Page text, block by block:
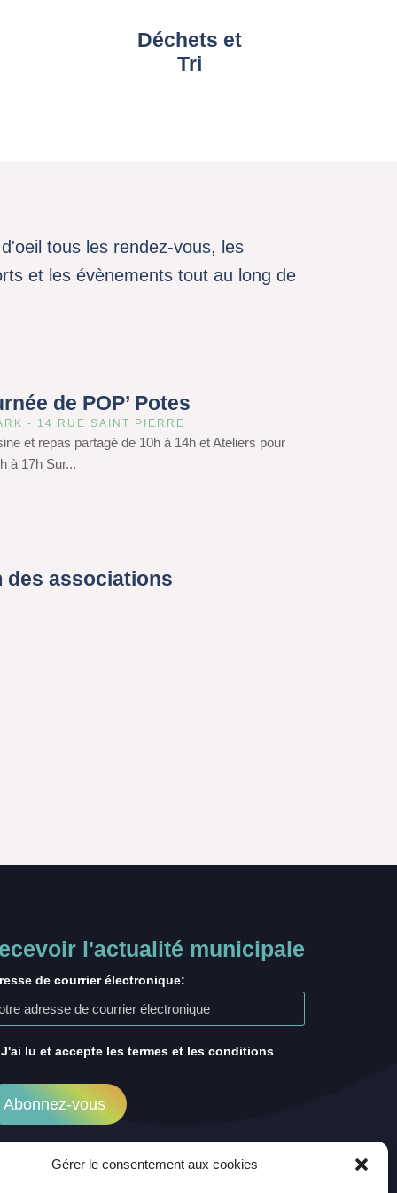
Gérer le consentement aux cookies
Déchets et
Tri
tous les rendez-vous, les
et les évènements tout au long de
de POP’ Potes
- 14 RUE SAINT PIERRE
et repas partagé de 10h à 14h et Ateliers pour
à 17h Sur...
des associations
l'actualité municipale
de courrier électronique:
J'ai lu et accepte les termes et les conditions